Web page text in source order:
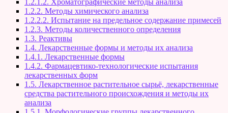
1.2.1.2. Хроматографические методы анализа
1.2.2. Методы химического анализа
1.2.2.2. Испытание на предельное содержание примесей
1.2.3. Методы количественного определения
1.3. Реактивы
1.4. Лекарственные формы и методы их анализа
1.4.1. Лекарственные формы
1.4.2. Фармацевтико-технологические испытания
лекарственных форм
1.5. Лекарственное растительное сырьё, лекарственные
средства растительного происхождения и методы их
анализа